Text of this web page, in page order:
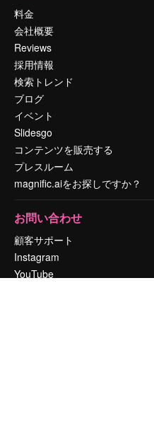
料金
会社概要
Reviews
採用情報
検索トレンド
ブログ
イベント
Slidesgo
コンテンツを販売する
プレスルーム
magnific.aiをお探しですか？
お問い合わせ
顧客サポート
Instagram
YouTube